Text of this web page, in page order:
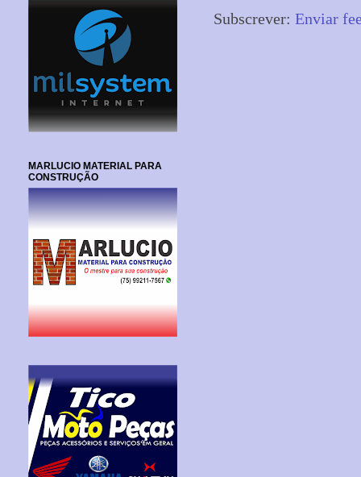
Subscrever: Enviar
MARLUCIO MATERIAL PARA
CONSTRUÇÃO